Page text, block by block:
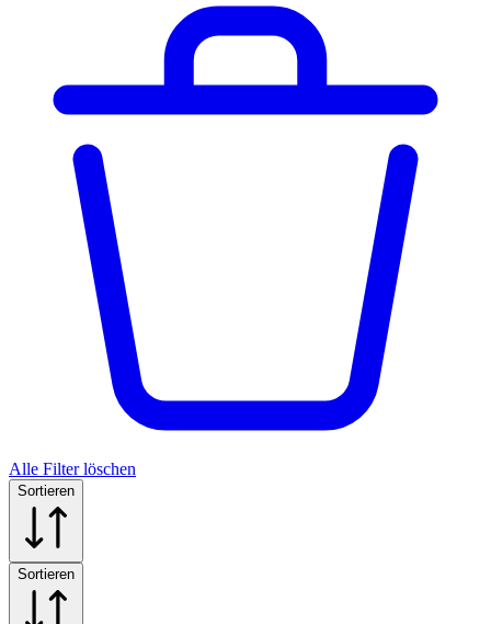
Alle Filter löschen
Sortieren
Sortieren